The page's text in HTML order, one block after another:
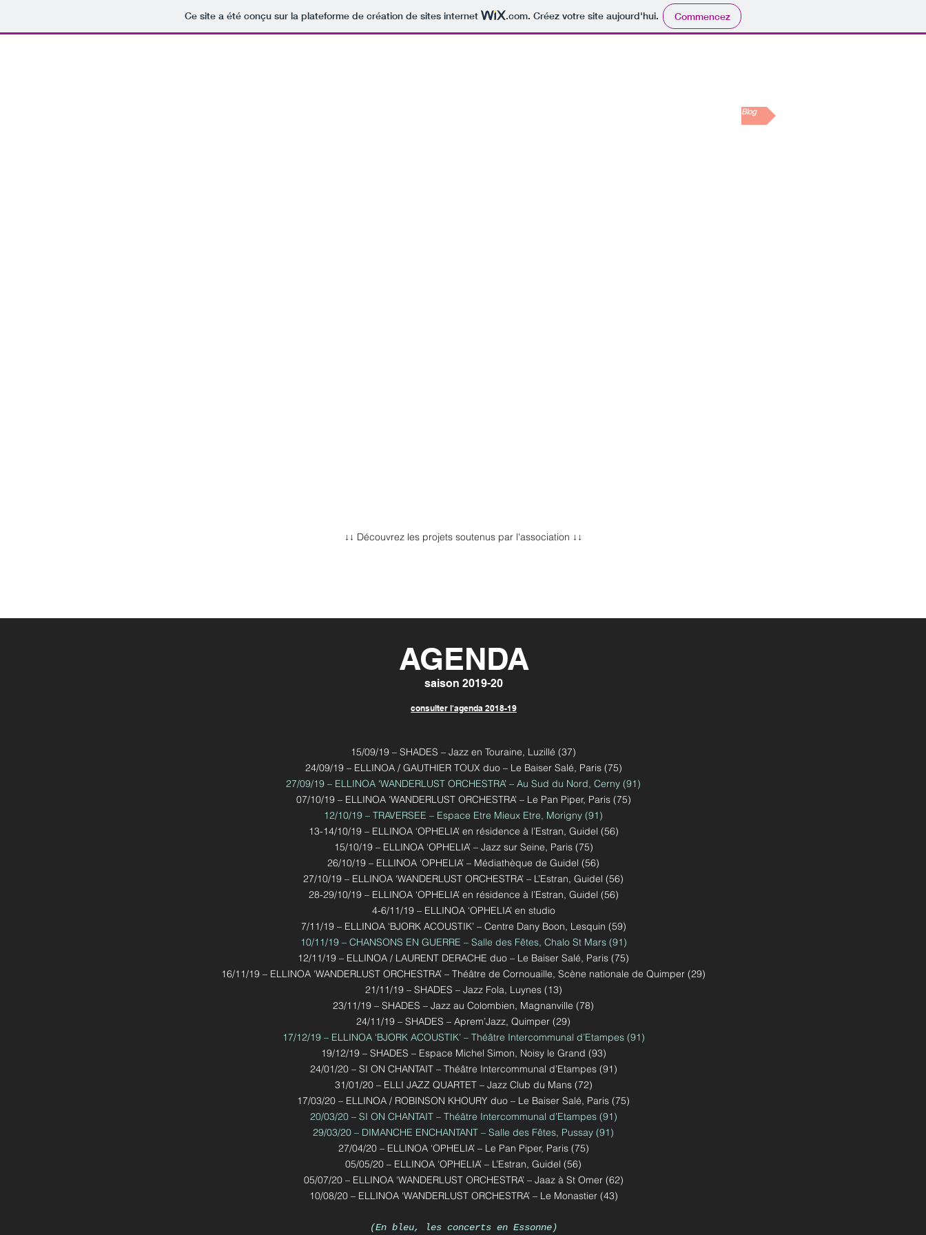
Ce site a été conçu sur la plateforme de création de sites internet .com. Créez votre site aujourd'hui. Commencez
Le Blog
↓↓ Découvrez les projets soutenus par l'association ↓↓
AGENDA
saison 2019-20
consulter l'agenda 2018-19
15/09/19 – SHADES – Jazz en Touraine, Luzillé (37)
24/09/19 – ELLINOA / GAUTHIER TOUX duo – Le Baiser Salé, Paris (75)
27/09/19 – ELLINOA ‘WANDERLUST ORCHESTRA’ – Au Sud du Nord, Cerny (91)
07/10/19 – ELLINOA ‘WANDERLUST ORCHESTRA’ – Le Pan Piper, Paris (75)
12/10/19 – TRAVERSEE – Espace Etre Mieux Etre, Morigny (91)
13-14/10/19 – ELLINOA ‘OPHELIA’ en résidence à l’Estran, Guidel (56)
15/10/19 – ELLINOA ‘OPHELIA’ – Jazz sur Seine, Paris (75)
26/10/19 – ELLINOA ‘OPHELIA’ – Médiathèque de Guidel (56)
27/10/19 – ELLINOA ‘WANDERLUST ORCHESTRA’ – L’Estran, Guidel (56)
28-29/10/19 – ELLINOA ‘OPHELIA’ en résidence à l’Estran, Guidel (56)
4-6/11/19 – ELLINOA ‘OPHELIA’ en studio
7/11/19 – ELLINOA ‘BJORK ACOUSTIK’ – Centre Dany Boon, Lesquin (59)
10/11/19 – CHANSONS EN GUERRE – Salle des Fêtes, Chalo St Mars (91)
12/11/19 – ELLINOA / LAURENT DERACHE duo – Le Baiser Salé, Paris (75)
16/11/19 – ELLINOA ‘WANDERLUST ORCHESTRA’ – Théâtre de Cornouaille, Scène nationale de Quimper (29)
21/11/19 – SHADES – Jazz Fola, Luynes (13)
23/11/19 – SHADES – Jazz au Colombien, Magnanville (78)
24/11/19 – SHADES – Aprem’Jazz, Quimper (29)
17/12/19 – ELLINOA ‘BJORK ACOUSTIK’ – Théâtre Intercommunal d’Etampes (91)
19/12/19 – SHADES – Espace Michel Simon, Noisy le Grand (93)
24/01/20 – SI ON CHANTAIT – Théâtre Intercommunal d’Etampes (91)
31/01/20 – ELLI JAZZ QUARTET – Jazz Club du Mans (72)
17/03/20 – ELLINOA / ROBINSON KHOURY duo – Le Baiser Salé, Paris (75)
20/03/20 – SI ON CHANTAIT – Théâtre Intercommunal d’Etampes (91)
29/03/20 – DIMANCHE ENCHANTANT – Salle des Fêtes, Pussay (91)
27/04/20 – ELLINOA ‘OPHELIA’ – Le Pan Piper, Paris (75)
05/05/20 – ELLINOA ‘OPHELIA’ – L’Estran, Guidel (56)
05/07/20 – ELLINOA ‘WANDERLUST ORCHESTRA’ – Jaaz à St Omer (62)
10/08/20 – ELLINOA ‘WANDERLUST ORCHESTRA’ – Le Monastier (43)
(En bleu, les concerts en Essonne)